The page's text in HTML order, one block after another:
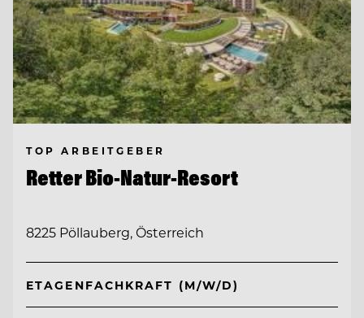
TOP ARBEITGEBER
Retter Bio-Natur-Resort
8225 Pöllauberg, Österreich
ETAGENFACHKRAFT (M/W/D)